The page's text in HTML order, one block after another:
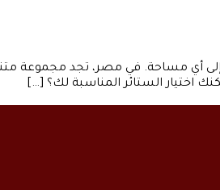
أي مساحة. في مصر، تجد مجموعة
اختيار الستائر المناسبة لك؟ […]